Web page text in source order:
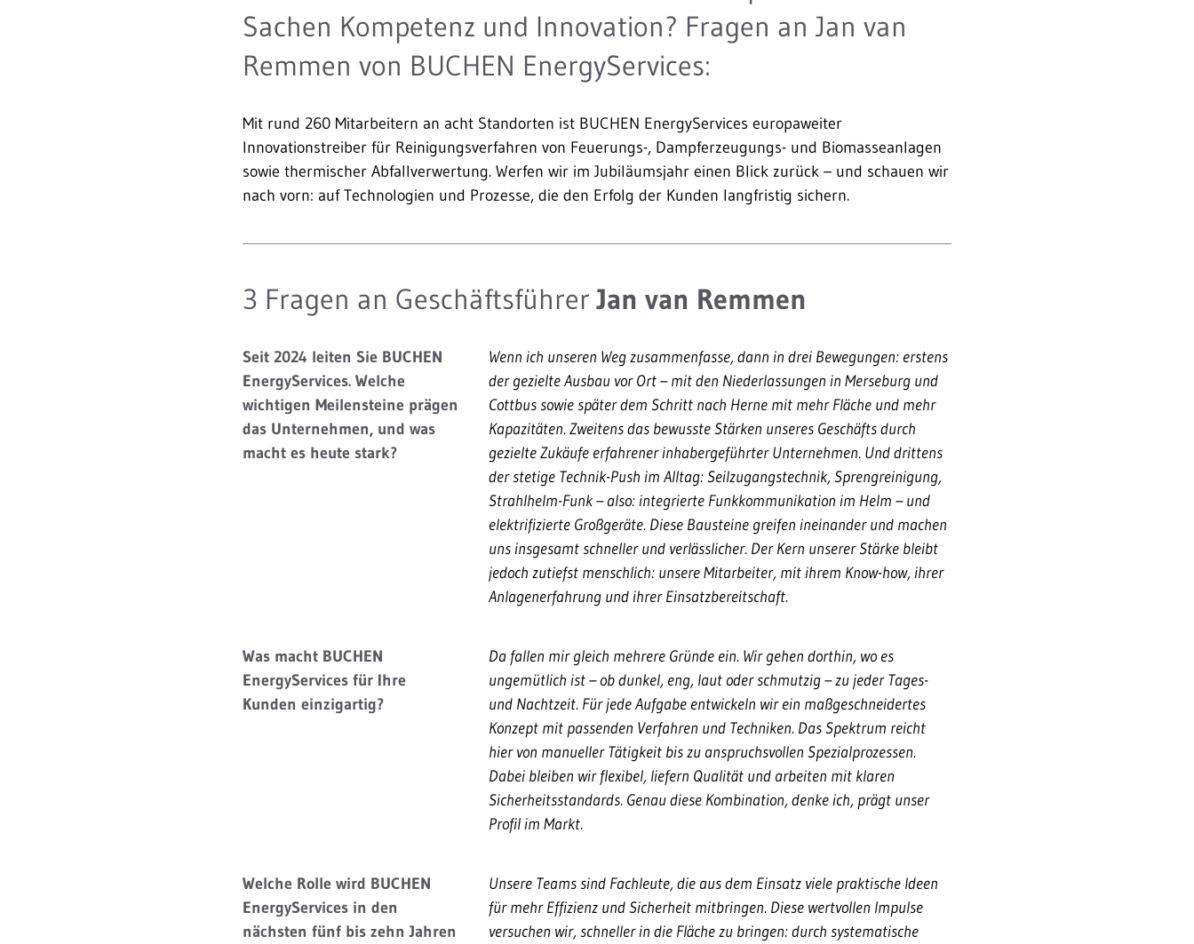
Sachen Kompetenz und Innovation? Fragen an Jan van
Remmen von BUCHEN EnergyServices:
Mit rund 260 Mitarbeitern an acht Standorten ist BUCHEN EnergyServices europaweiter
Innovationstreiber für Reinigungsverfahren von Feuerungs-, Dampferzeugungs- und Biomasseanlagen
sowie thermischer Abfallverwertung. Werfen wir im Jubiläumsjahr einen Blick zurück – und schauen wir
nach vorn: auf Technologien und Prozesse, die den Erfolg der Kunden langfristig sichern.
3 Fragen an GeschäftsführerJan van Remmen
Seit 2024 leiten Sie BUCHEN
EnergyServices. Welche
wichtigen Meilensteine prägen
das Unternehmen, und was
macht es heute stark?
Wenn ich unseren Weg zusammenfasse, dann in drei Bewegungen: erstens
der gezielte Ausbau vor Ort – mit den Niederlassungen in Merseburg und
Cottbus sowie später dem Schritt nach Herne mit mehr Fläche und mehr
Kapazitäten. Zweitens das bewusste Stärken unseres Geschäfts durch
gezielte Zukäufe erfahrener inhabergeführter Unternehmen. Und drittens
der stetige Technik-Push im Alltag: Seilzugangstechnik, Sprengreinigung,
Strahlhelm-Funk – also: integrierte Funkkommunikation im Helm – und
elektrifizierte Großgeräte. Diese Bausteine greifen ineinander und machen
uns insgesamt schneller und verlässlicher. Der Kern unserer Stärke bleibt
jedoch zutiefst menschlich: unsere Mitarbeiter, mit ihrem Know-how, ihrer
Anlagenerfahrung und ihrer Einsatzbereitschaft.
Was macht BUCHEN
EnergyServices für Ihre
Kunden einzigartig?
Da fallen mir gleich mehrere Gründe ein. Wir gehen dorthin, wo es
ungemütlich ist – ob dunkel, eng, laut oder schmutzig – zu jeder Tages-
und Nachtzeit. Für jede Aufgabe entwickeln wir ein maßgeschneidertes
Konzept mit passenden Verfahren und Techniken. Das Spektrum reicht
hier von manueller Tätigkeit bis zu anspruchsvollen Spezialprozessen.
Dabei bleiben wir flexibel, liefern Qualität und arbeiten mit klaren
Sicherheitsstandards. Genau diese Kombination, denke ich, prägt unser
Profil im Markt.
Welche Rolle wird BUCHEN
EnergyServices in den
nächsten fünf bis zehn Jahren
Unsere Teams sind Fachleute, die aus dem Einsatz viele praktische Ideen
für mehr Effizienz und Sicherheit mitbringen. Diese wertvollen Impulse
versuchen wir, schneller in die Fläche zu bringen: durch systematische